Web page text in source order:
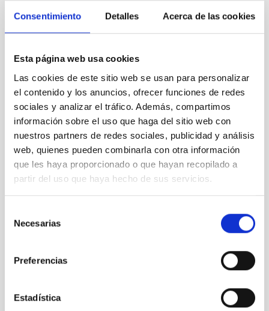
Consentimiento Detalles Acerca de las cookies
Esta página web usa cookies
Las cookies de este sitio web se usan para personalizar
el contenido y los anuncios, ofrecer funciones de redes
sociales y analizar el tráfico. Además, compartimos
información sobre el uso que haga del sitio web con
nuestros partners de redes sociales, publicidad y análisis
web, quienes pueden combinarla con otra información
que les haya proporcionado o que hayan recopilado a
partir del uso que haya hecho de sus servicios.
Necesarias
Preferencias
Estadística
AEACI 2022